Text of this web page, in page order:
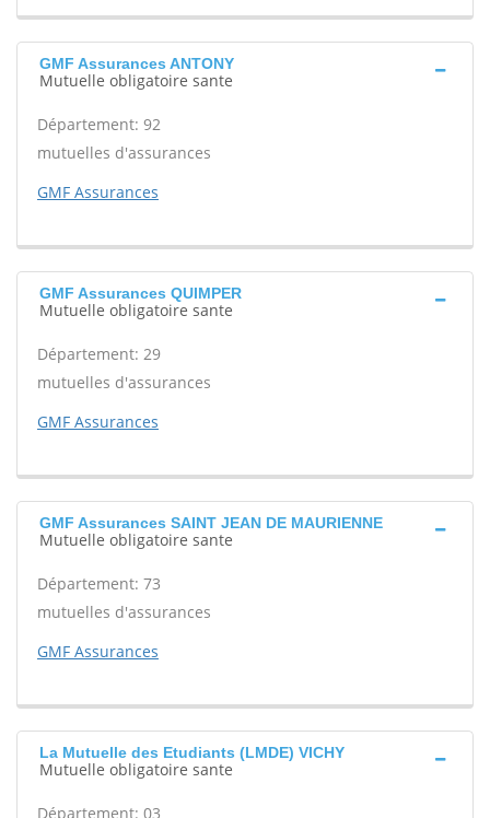
GMF Assurances ANTONY
Mutuelle obligatoire sante
Département: 92
mutuelles d'assurances
GMF Assurances
GMF Assurances QUIMPER
Mutuelle obligatoire sante
Département: 29
mutuelles d'assurances
GMF Assurances
GMF Assurances SAINT JEAN DE MAURIENNE
Mutuelle obligatoire sante
Département: 73
mutuelles d'assurances
GMF Assurances
La Mutuelle des Etudiants (LMDE) VICHY
Mutuelle obligatoire sante
Département: 03